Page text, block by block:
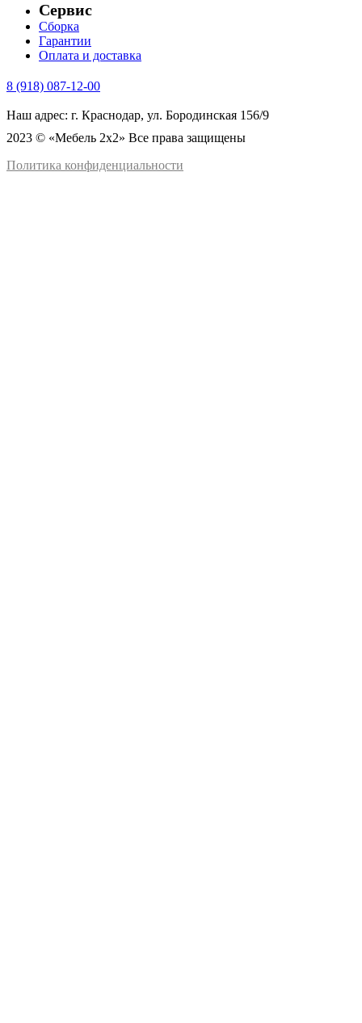
Сервис
Сборка
Гарантии
Оплата и доставка
8 (918) 087-12-00
Наш адрес: г. Краснодар, ул. Бородинская 156/9
2023 © «Мебель 2x2» Все права защищены
Политика конфиденциальности